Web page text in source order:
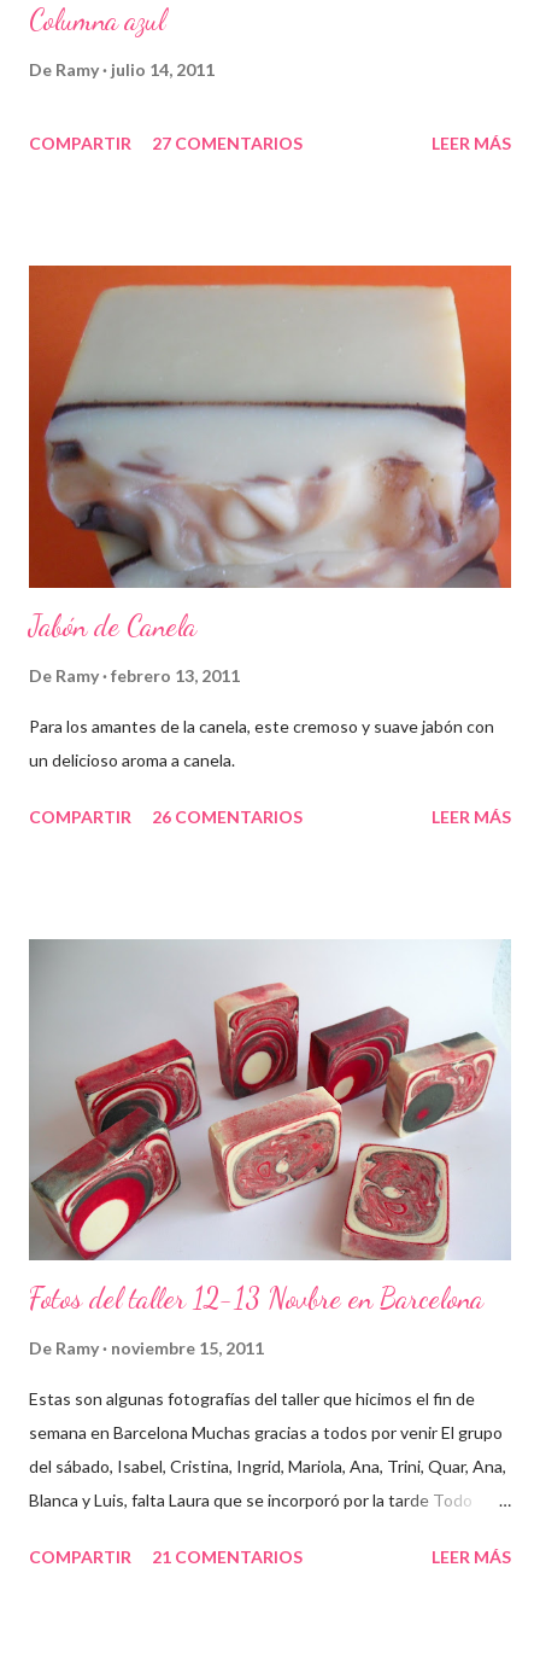
Columna azul
De Ramy julio 14, 2011
COMPARTIR 27 COMENTARIOS LEER MÁS
Jabón de Canela
De Ramy febrero 13, 2011
Para los amantes de la canela, este cremoso y suave jabón con
un delicioso aroma a canela.
COMPARTIR 26 COMENTARIOS LEER MÁS
Fotos del taller 12-13 Novbre en Barcelona
De Ramy noviembre 15, 2011
Estas son algunas fotografías del taller que hicimos el fin de
semana en Barcelona Muchas gracias a todos por venir El grupo
del sábado, Isabel, Cristina, Ingrid, Mariola, Ana, Trini, Quar, Ana,
Blanca y Luis, falta Laura que se incorporó por la tarde Todo
primero un poco de teórica para tener claro lo que tenemos que
COMPARTIR 21 COMENTARIOS LEER MÁS